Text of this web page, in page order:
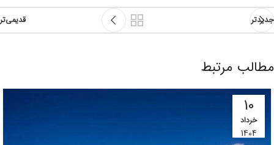
جدیدتر قدیمی‌تر
مطالب مرتبط
10
خرداد
1404